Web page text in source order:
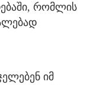
რომლის
იმ